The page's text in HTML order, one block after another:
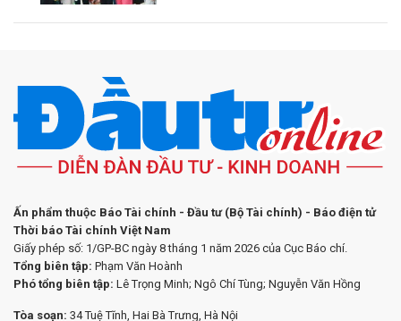
Ấn phẩm thuộc Báo Tài chính - Đầu tư (Bộ Tài chính) - Báo điện tử
Thời báo Tài chính Việt Nam
Giấy phép số: 1/GP-BC ngày 8 tháng 1 năm 2026 của Cục Báo chí.
Tổng biên tập: Phạm Văn Hoành
Phó tổng biên tập: Lê Trọng Minh; Ngô Chí Tùng; Nguyễn Văn Hồng
Tòa soạn: 34 Tuệ Tĩnh, Hai Bà Trưng, Hà Nội